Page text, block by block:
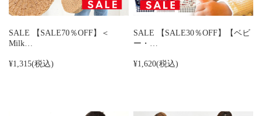
SALE 【SALE70％OFF】＜
Milk…
¥1,315(税込)
SALE 【SALE30％OFF】【ベビ
ー・…
¥1,620(税込)